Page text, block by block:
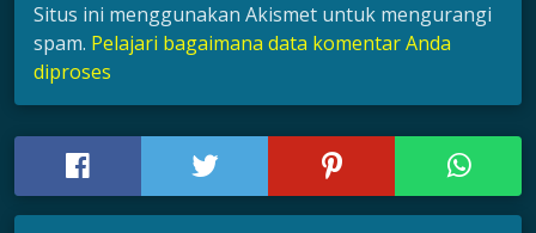
Situs ini menggunakan Akismet untuk mengurangi
spam. Pelajari bagaimana data komentar Anda
diproses